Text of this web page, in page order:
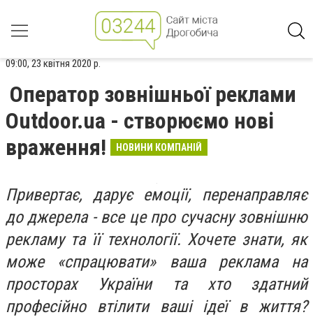
09:00, 23 квітня 2020 р.
Оператор зовнішньої реклами
Outdoor.ua - створюємо нові
враження!
НОВИНИ КОМПАНІЙ
Привертає, дарує емоції, перенаправляє
до джерела - все це про сучасну зовнішню
рекламу та її технології. Хочете знати, як
може «спрацювати» ваша реклама на
просторах України та хто здатний
професійно втілити ваші ідеї в життя?